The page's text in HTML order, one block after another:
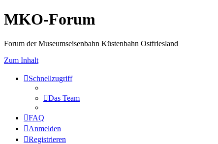
MKO-Forum
Forum der Museumseisenbahn Küstenbahn Ostfriesland
Zum Inhalt
Schnellzugriff
Das Team
FAQ
Anmelden
Registrieren